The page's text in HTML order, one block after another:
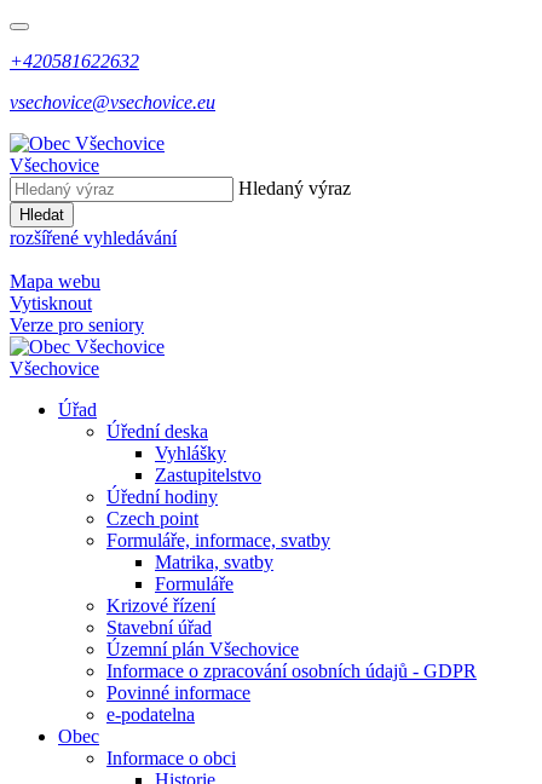
+420581622632
vsechovice@vsechovice.eu
Všechovice
Hledaný výraz
Hledat
rozšířené vyhledávání
Mapa webu
Vytisknout
Verze pro seniory
Všechovice
Úřad
Úřední deska
Vyhlášky
Zastupitelstvo
Úřední hodiny
Czech point
Formuláře, informace, svatby
Matrika, svatby
Formuláře
Krizové řízení
Stavební úřad
Územní plán Všechovice
Informace o zpracování osobních údajů - GDPR
Povinné informace
e-podatelna
Obec
Informace o obci
Historie